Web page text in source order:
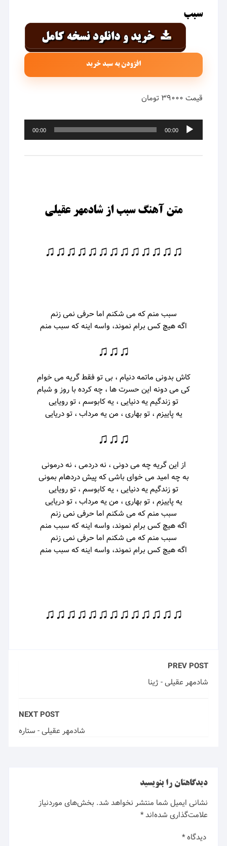
سبب
افزودن به سبد خرید
قیمت ۳۹۰۰۰ تومان
پخش‌کننده
صوت
00:00
00:00
متن آهنگ سبب از شادمهر عقیلی
♫♫♫♫♫♫♫♫♫♫♫♫♫
سبب منم که می شکنم اما حرفی نمی زنم
اگه هیچ کس برام نموند، واسه اینه که سبب منم
♫♫♫
کاش بدونی ماتمه دنیام ، بی تو فقط گریه می خوام
کی می دونه این حسرت ها ، چه کرده با روز و شبام
تو زندگیم یه دنیایی ، یه کابوسم ، تو رویایی
یه پاییزم ، تو بهاری ، من یه مرداب ، تو دریایی
♫♫♫
از این گریه چه می دونی ، نه دردمی ، نه درمونی
به چه امید می خوای باشی که پیش دردهام بمونی
تو زندگیم یه دنیایی ، یه کابوسم ، تو رویایی
یه پاییزم ، تو بهاری ، من یه مرداب ، تو دریایی
سبب منم که می شکنم اما حرفی نمی زنم
اگه هیچ کس برام نموند، واسه اینه که سبب منم
سبب منم که می شکنم اما حرفی نمی زنم
اگه هیچ کس برام نموند، واسه اینه که سبب منم
♫♫♫♫♫♫♫♫♫♫♫♫♫
PREV POST
شادمهر عقیلی - ژینا
NEXT POST
شادمهر عقیلی - ستاره
دیدگاهتان را بنویسید
نشانی ایمیل شما منتشر نخواهد شد. بخش‌های موردنیاز
علامت‌گذاری شده‌اند*
دیدگاه*